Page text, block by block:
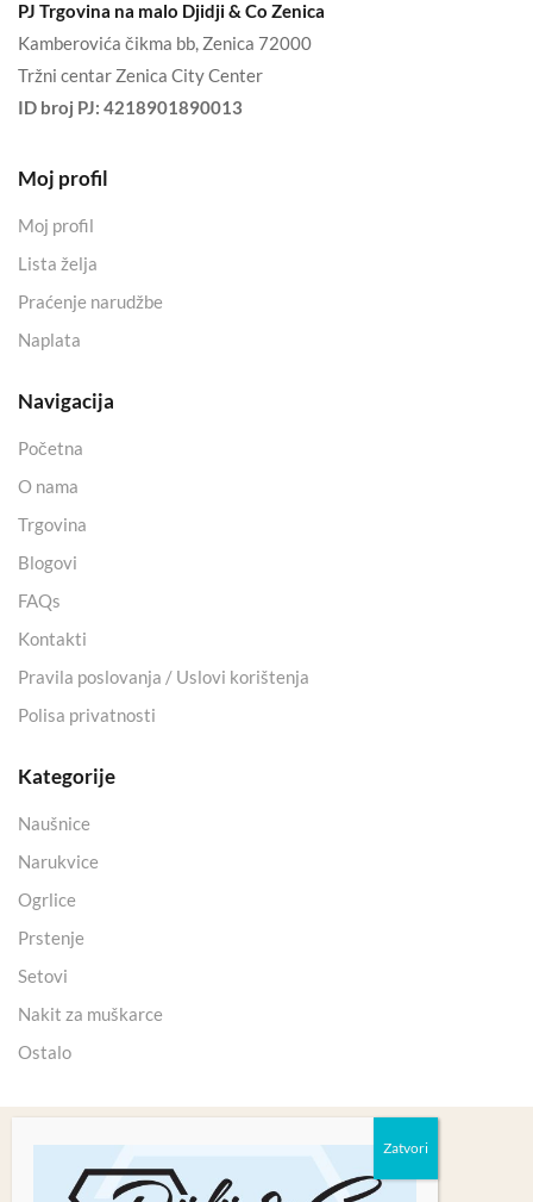
PJ Trgovina na malo Djidji & Co Zenica
Kamberovića čikma bb, Zenica 72000
Tržni centar Zenica City Center
ID broj PJ: 4218901890013
Moj profil
Moj profil
Lista želja
Praćenje narudžbe
Naplata
Navigacija
Početna
O nama
Trgovina
Blogovi
FAQs
Kontakti
Pravila poslovanja / Uslovi korištenja
Polisa privatnosti
Kategorije
Naušnice
Narukvice
Ogrlice
Prstenje
Setovi
Nakit za muškarce
Ostalo
Copyright 2025 © Kristali Minerali d.o.o